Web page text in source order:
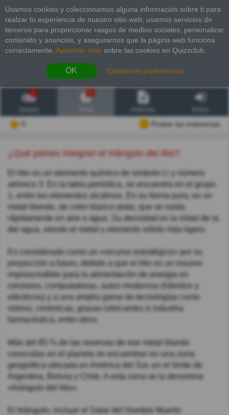
Usamos cookies y coleccionamos alguna información sobre ti para
realzar tu experiencia de nuestro sitio web; usamos servicios de
terceros para proporcionar rasgos de medios sociales, personalizar
contenido y anuncios, y asegurarnos que la página web funciona
correctamente. Aprender más sobre las cookies en Quizzclub.
OK Establecer preferencias
2
Probar las inderectas
¿Qué países integran el triángulo del litio?
El litio es un elemento químico de símbolo Li y número
atómico 3. En la tabla periódica, se encuentra en el grupo
1, entre los elementos alcalinos. En su forma pura, es un
metal blando, de color blanco plata, que se oxida
rápidamente en aire o agua. Su densidad es la mitad de la
del agua, siendo el metal y elemento sólido más ligero.
Es considerado como un «recurso estratégico» por su
proyección a futuro, debido a que el litio es un insumo
imprescindible para la alimentación de energía en
celulares, computadoras, autos modernos (híbridos y
eléctricos) y a una amplia gama de tecnologías como
vidrios, cerámicas, grasas lubricantes e industria
farmacéutica, entre otros.
Más del 85 % de las reservas de ese metal blando
conocidas en el planeta se encuentran en una zona
geográfica ubicada en América del Sur, en el límite de
Argentina, Bolivia y Chile. A esta zona se la denomina
«triángulo del litio».
El triángulo, incluye el Salar del Hombre Muerto